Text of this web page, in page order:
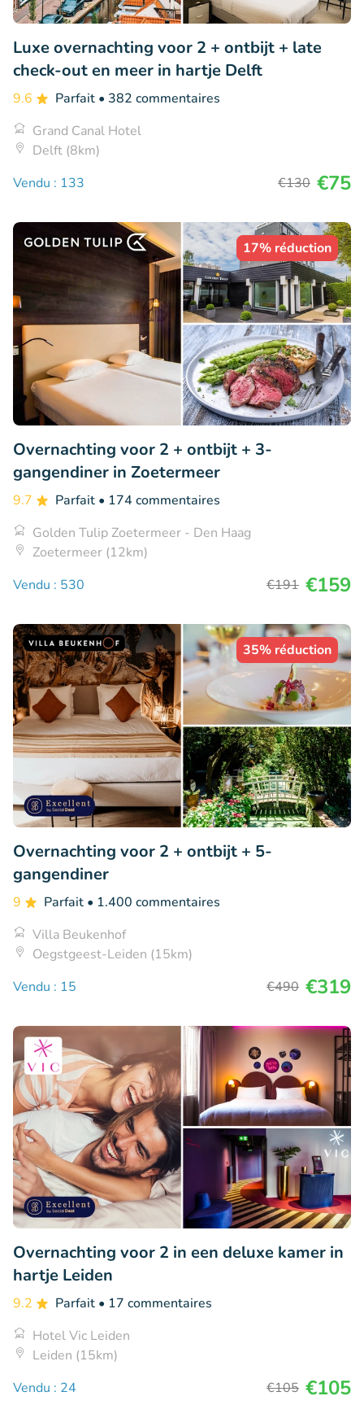
Luxe overnachting voor 2 + ontbijt + late
check-out en meer in hartje Delft
9.6 Parfait • 382 commentaires
Grand Canal Hotel
Delft (8km)
Vendu : 133
€130 €75
17% réduction
Overnachting voor 2 + ontbijt + 3-
gangendiner in Zoetermeer
9.7 Parfait • 174 commentaires
Golden Tulip Zoetermeer - Den Haag
Zoetermeer (12km)
Vendu : 530
€191 €159
35% réduction
Overnachting voor 2 + ontbijt + 5-
gangendiner
9 Parfait • 1.400 commentaires
Villa Beukenhof
Oegstgeest-Leiden (15km)
Vendu : 15
€490 €319
Overnachting voor 2 in een deluxe kamer in
hartje Leiden
9.2 Parfait • 17 commentaires
Hotel Vic Leiden
Leiden (15km)
Vendu : 24
€105 €105